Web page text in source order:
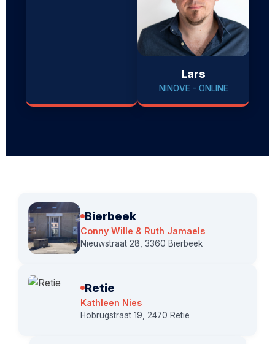
Lars
NINOVE - ONLINE
Bierbeek
Conny Wille & Ruth Jamaels
Nieuwstraat 28, 3360 Bierbeek
Retie
Kathleen Nies
Hobrugstraat 19, 2470 Retie